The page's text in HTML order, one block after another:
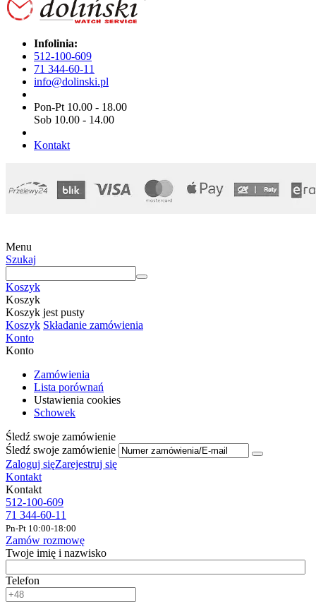
Infolinia:
512-100-609
71 344-60-11
info@dolinski.pl
Pon-Pt 10.00 - 18.00
Sob 10.00 - 14.00
Kontakt
Menu
Szukaj
Koszyk
Koszyk
Koszyk jest pusty
Koszyk Składanie zamówienia
Konto
Konto
Zamówienia
Lista porównań
Ustawienia cookies
Schowek
Śledź swoje zamówienie
Śledź swoje zamówienie
Zaloguj sięZarejestruj się
Kontakt
Kontakt
512-100-609
71 344-60-11
Pn-Pt 10:00-18:00
Zamów rozmowę
Twoje imię i nazwisko
Telefon